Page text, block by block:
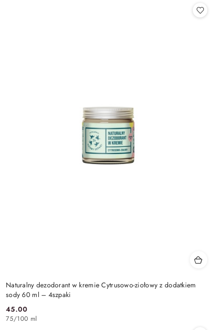
Naturalny dezodorant w kremie Cytrusowo-ziołowy z dodatkiem
sody 60 ml – 4szpaki
Cena:
45.00
75/100 ml